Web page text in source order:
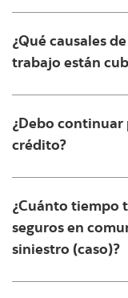
¿Qué causales
trabajo están
¿Debo continuar
crédito?
¿Cuánto tiempo
seguros en
siniestro (caso)?